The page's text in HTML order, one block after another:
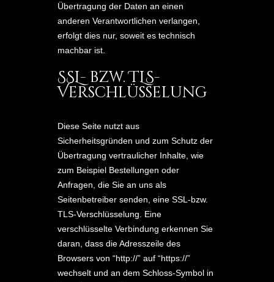
Übertragung der Daten an einen
anderen Verantwortlichen verlangen,
erfolgt dies nur, soweit es technisch
machbar ist.
SSL- bzw. TLS-
Verschlüsselung
Diese Seite nutzt aus
Sicherheitsgründen und zum Schutz der
Übertragung vertraulicher Inhalte, wie
zum Beispiel Bestellungen oder
Anfragen, die Sie an uns als
Seitenbetreiber senden, eine SSL-bzw.
TLS-Verschlüsselung. Eine
verschlüsselte Verbindung erkennen Sie
daran, dass die Adresszeile des
Browsers von “http://” auf “https://”
wechselt und an dem Schloss-Symbol in